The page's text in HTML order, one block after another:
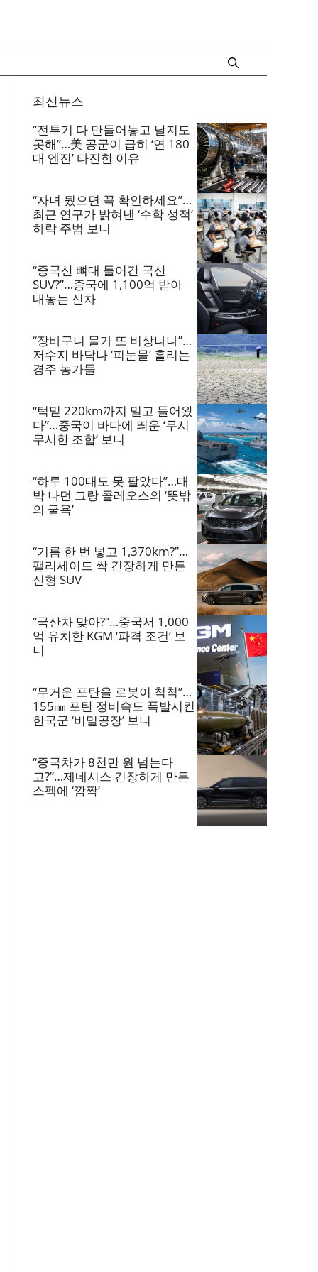
최신뉴스
“전투기 다 만들어놓고 날지도
못해”…美 공군이 급히 ‘연 180
대 엔진’ 타진한 이유
“자녀 뒀으면 꼭 확인하세요”…
최근 연구가 밝혀낸 ‘수학 성적’
하락 주범 보니
“중국산 뼈대 들어간 국산
SUV?”…중국에 1,100억 받아
내놓는 신차
“장바구니 물가 또 비상나나”…
저수지 바닥나 ‘피눈물’ 흘리는
경주 농가들
“턱밑 220km까지 밀고 들어왔
다”…중국이 바다에 띄운 ‘무시
무시한 조합’ 보니
“하루 100대도 못 팔았다”…대
박 나던 그랑 콜레오스의 ‘뜻밖
의 굴욕’
“기름 한 번 넣고 1,370km?”…
팰리세이드 싹 긴장하게 만든
신형 SUV
“국산차 맞아?”…중국서 1,000
억 유치한 KGM ‘파격 조건’ 보
니
“무거운 포탄을 로봇이 척척”…
155㎜ 포탄 정비속도 폭발시킨
한국군 ‘비밀공장’ 보니
“중국차가 8천만 원 넘는다
고?”…제네시스 긴장하게 만든
스펙에 ‘깜짝’